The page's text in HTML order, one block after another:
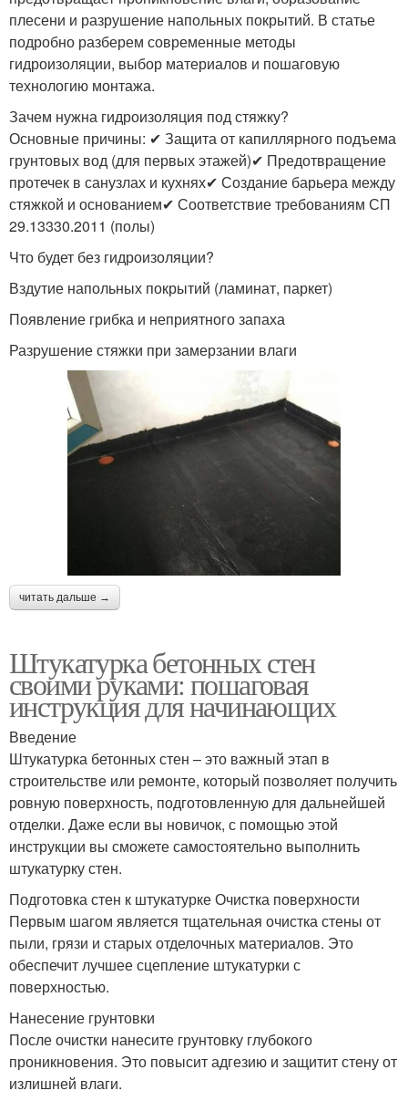
плесени и разрушение напольных покрытий. В статье
подробно разберем современные методы
гидроизоляции, выбор материалов и пошаговую
технологию монтажа.
Зачем нужна гидроизоляция под стяжку?
Основные причины: ✔ Защита от капиллярного подъема
грунтовых вод (для первых этажей)✔ Предотвращение
протечек в санузлах и кухнях✔ Создание барьера между
стяжкой и основанием✔ Соответствие требованиям СП
29.13330.2011 (полы)
Что будет без гидроизоляции?
Вздутие напольных покрытий (ламинат, паркет)
Появление грибка и неприятного запаха
Разрушение стяжки при замерзании влаги
читать дальше →
Штукатурка бетонных стен
своими руками: пошаговая
инструкция для начинающих
Введение
Штукатурка бетонных стен – это важный этап в
строительстве или ремонте, который позволяет получить
ровную поверхность, подготовленную для дальнейшей
отделки. Даже если вы новичок, с помощью этой
инструкции вы сможете самостоятельно выполнить
штукатурку стен.
Подготовка стен к штукатурке Очистка поверхности
Первым шагом является тщательная очистка стены от
пыли, грязи и старых отделочных материалов. Это
обеспечит лучшее сцепление штукатурки с
поверхностью.
Нанесение грунтовки
После очистки нанесите грунтовку глубокого
проникновения. Это повысит адгезию и защитит стену от
излишней влаги.